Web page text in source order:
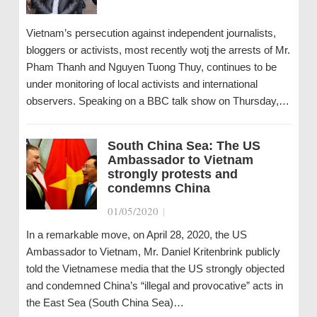
Vietnam’s persecution against independent journalists,
bloggers or activists, most recently wotj the arrests of Mr.
Pham Thanh and Nguyen Tuong Thuy, continues to be
under monitoring of local activists and international
observers. Speaking on a BBC talk show on Thursday,…
South China Sea: The US
Ambassador to Vietnam
strongly protests and
condemns China
01/05/2020 |
In a remarkable move, on April 28, 2020, the US
Ambassador to Vietnam, Mr. Daniel Kritenbrink publicly
told the Vietnamese media that the US strongly objected
and condemned China’s “illegal and provocative” acts in
the East Sea (South China Sea)…